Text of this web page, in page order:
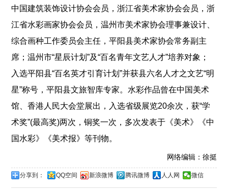
中国建筑装饰设计协会会员，浙江省美术家协会会员，浙
江省水彩画家协会会员，温州市美术家协会理事兼设计、
综合画种工作委员会主任，平阳县美术家协会常务副主
席；温州市“星辰计划”及“百名青年文艺人才”培养对象；
入选平阳县“百名英才引育计划”并获县六名人才之文艺“明
星”称号，平阳县文旅智库专家。水彩作品曾在中国美术
馆、香港人民大会堂展出，入选省级展览20余次，获“学
术奖”(最高奖)两次，铜奖一次，多次发表于《美术》《中
国水彩》《美术报》等刊物。
网络编辑：徐挺
分享到： QQ空间 新浪微博 腾讯微博 人人网 微信